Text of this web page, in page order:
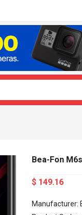
Bea-Fon
$ 149.16
Manufacturer: